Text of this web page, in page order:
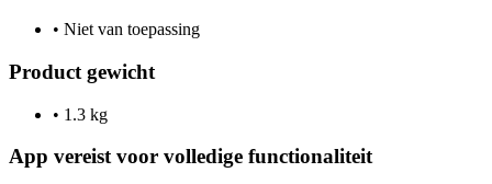
• Niet van toepassing
Product gewicht
• 1.3 kg
App vereist voor volledige functionaliteit